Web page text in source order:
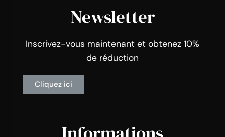
Newsletter
Inscrivez-vous maintenant et obtenez 10%
de réduction
Cliquez ici